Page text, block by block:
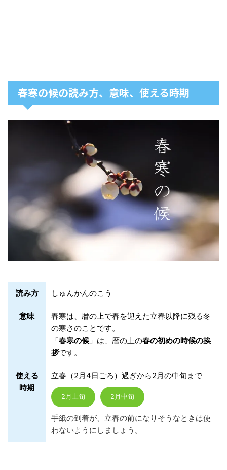
春寒の候の読み方、意味、使える時期
読み方 しゅんかんのこう
意味
春寒は、暦の上で春を迎えた立春以降に残る冬
の寒さのことです。
「春寒の候 」は、暦の上の春の初めの時候の挨
拶です。
使える
時期
立春（2月4日ごろ）過ぎから2月の中旬まで
2月上旬 2月中旬
手紙の到着が、立春の前になりそうなときは使
わないようにしましょう。